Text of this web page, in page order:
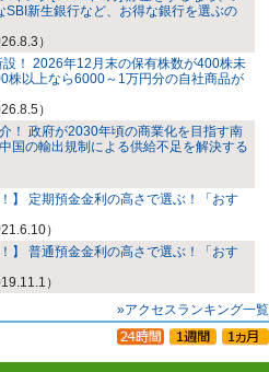
SBI新生銀行など、お得な銀行を選ぶの
）
！ 2026年12月末の保有株数が400株未
株以上なら6000～1万円分の自社商品が
）
！ 政府が2030年頃の商業化を目指す南
国の輸出規制による供給不足を解決する
】 定期預金金利の高さで選ぶ！「おす
）
】 普通預金金利の高さで選ぶ！「おす
）
»アクセスランキング一覧